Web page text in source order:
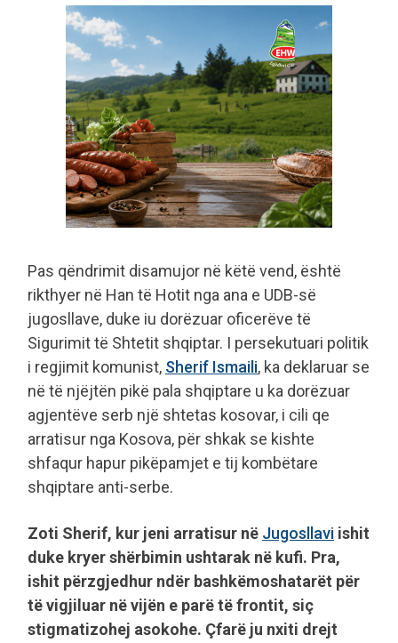
Pas qëndrimit disamujor në këtë vend, është
rikthyer në Han të Hotit nga ana e UDB-së
jugosllave, duke iu dorëzuar oficerëve të
Sigurimit të Shtetit shqiptar. I persekutuari politik
i regjimit komunist, Sherif Ismaili, ka deklaruar se
në të njëjtën pikë pala shqiptare u ka dorëzuar
agjentëve serb një shtetas kosovar, i cili qe
arratisur nga Kosova, për shkak se kishte
shfaqur hapur pikëpamjet e tij kombëtare
shqiptare anti-serbe.
Zoti Sherif, kur jeni arratisur në Jugosllavi ishit
duke kryer shërbimin ushtarak në kufi. Pra,
ishit përzgjedhur ndër bashkëmoshatarët për
të vigjiluar në vijën e parë të frontit, siç
stigmatizohej asokohe. Çfarë ju nxiti drejt